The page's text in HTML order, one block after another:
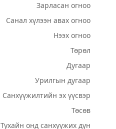
Зарласан огноо
Санал хүлээн авах огноо
Нээх огноо
Төрөл
Дугаар
Урилгын дугаар
Санхүүжилтийн эх үүсвэр
Төсөв
Тухайн онд санхүүжих дүн